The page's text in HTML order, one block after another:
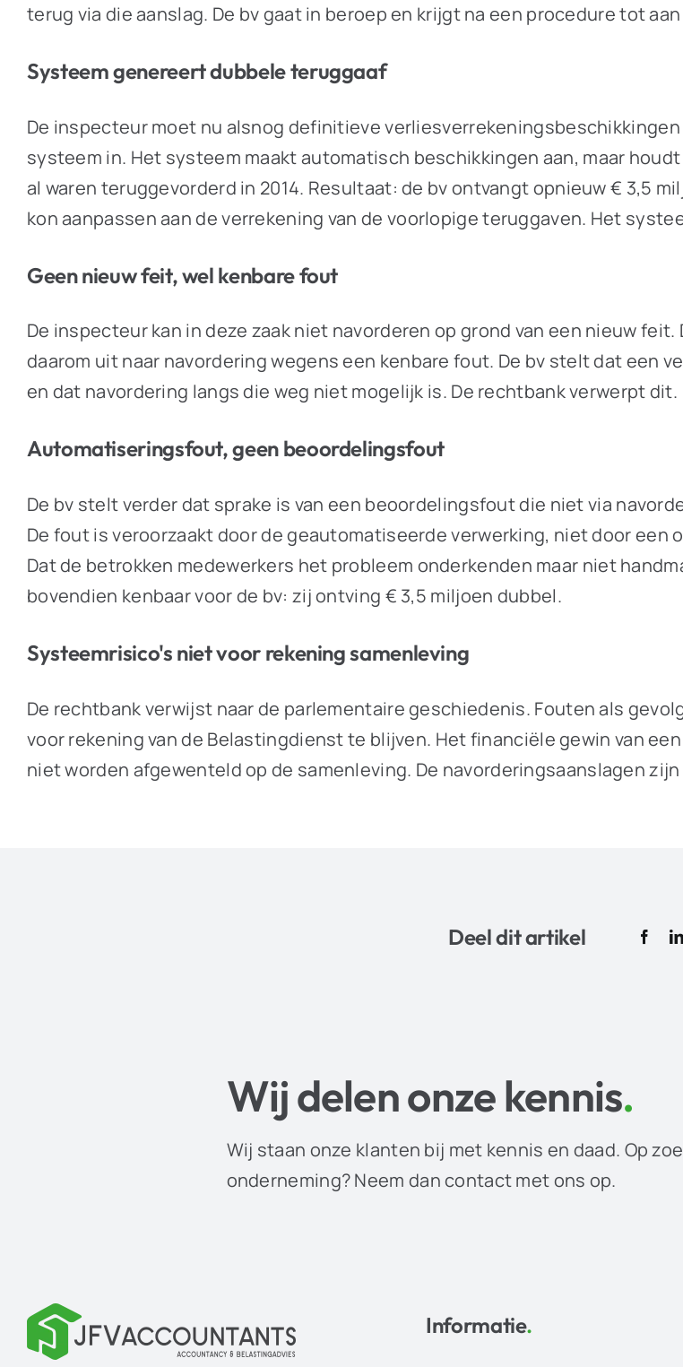
terug via die aanslag. De bv gaat in beroep en krijgt na een procedure tot
Systeem genereert dubbele teruggaaf
De inspecteur moet nu alsnog definitieve
systeem in. Het systeem maakt automatisch beschikkingen aan, maar
al waren teruggevorderd in 2014. Resultaat: de bv ontvangt opnieuw € 3,5
kon aanpassen aan de verrekening van de voorlopige teruggaven. Het
Geen nieuw feit, wel kenbare fout
De inspecteur kan in deze zaak niet navorderen op grond van een nieuw
daarom uit naar navordering wegens een kenbare fout. De bv stelt dat een
en dat navordering langs die weg niet mogelijk is. De rechtbank verwerpt dit.
Automatiseringsfout, geen beoordelingsfout
De bv stelt verder dat sprake is van een beoordelingsfout die niet via
De fout is veroorzaakt door de geautomatiseerde verwerking, niet door
Dat de betrokken medewerkers het probleem onderkenden maar niet
bovendien kenbaar voor de bv: zij ontving € 3,5 miljoen dubbel.
Systeemrisico's niet voor rekening samenleving
De rechtbank verwijst naar de parlementaire geschiedenis. Fouten als
voor rekening van de Belastingdienst te blijven. Het financiële gewin van
niet worden afgewenteld op de samenleving. De navorderingsaanslagen
Deel dit artikel
Wij delen onze kennis.
Wij staan onze klanten bij met kennis en daad. Op
onderneming? Neem dan contact met ons op.
Informatie.